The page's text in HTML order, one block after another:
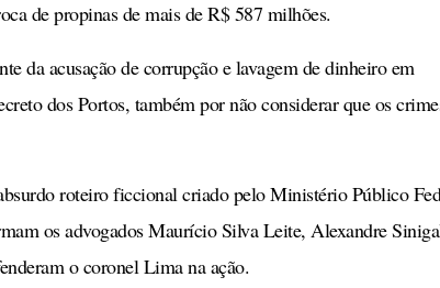
de propinas de mais de R$ 587 milhões.
da acusação de corrupção e lavagem de dinheiro em
dos Portos, também por não considerar que os
roteiro ficcional criado pelo Ministério Público
os advogados Maurício Silva Leite, Alexandre
o coronel Lima na ação.